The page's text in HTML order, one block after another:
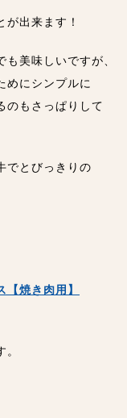
出来ます！
美味しいですが、
めにシンプルに
のもさっぱりして
でとびっきりの
【焼き肉用】